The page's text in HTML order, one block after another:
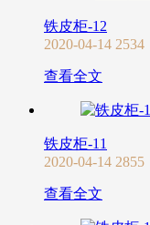
铁皮柜-12
2020-04-14 2534
查看全文
铁皮柜-11
2020-04-14 2855
查看全文